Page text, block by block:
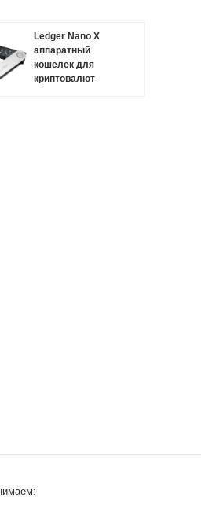
Ledger Nano X
аппаратный
кошелек для
криптовалют